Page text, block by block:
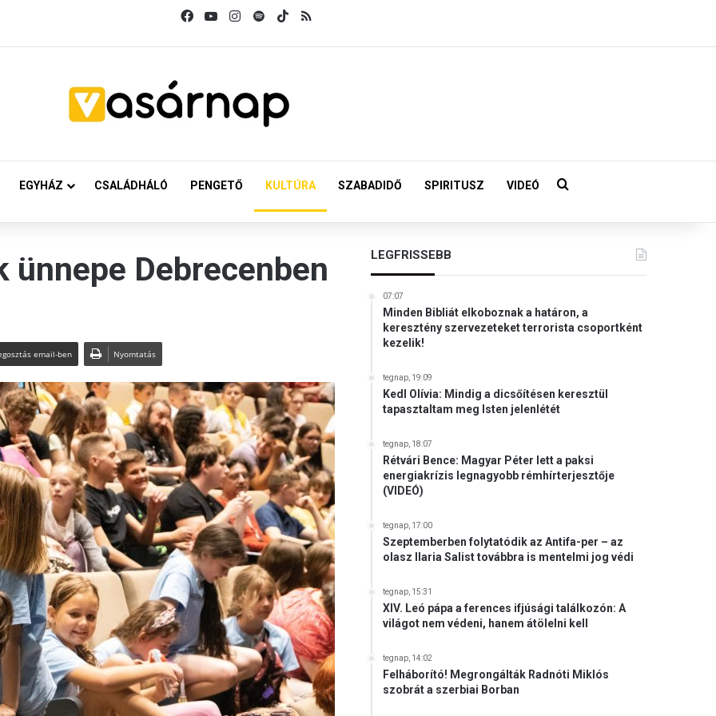
FacebookYouTubeInstagram
SpotifyTikTok
EGYHÁZ CSALÁDHÁLÓ PENGETŐ KULTÚRA SZABADIDŐ SPIRITUSZ VIDEÓ Keresés:
Debrecenben
email-ben Nyomtatás
LEGFRISSEBB
07:07
Minden Bibliát elkoboznak a határon, a
keresztény szervezeteket terrorista csoportként
kezelik!
tegnap, 19:09
Kedl Olívia: Mindig a dicsőítésen keresztül
tapasztaltam meg Isten jelenlétét
tegnap, 18:07
Rétvári Bence: Magyar Péter lett a paksi
energiakrízis legnagyobb rémhírterjesztője
(VIDEÓ)
tegnap, 17:00
Szeptemberben folytatódik az Antifa-per – az
olasz Ilaria Salist továbbra is mentelmi jog védi
tegnap, 15:31
XIV. Leó pápa a ferences ifjúsági találkozón: A
világot nem védeni, hanem átölelni kell
tegnap, 14:02
Felháborító! Megrongálták Radnóti Miklós
szobrát a szerbiai Borban